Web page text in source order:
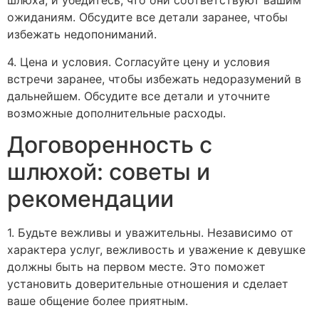
ожиданиям. Обсудите все детали заранее, чтобы
избежать недопониманий.
4. Цена и условия. Согласуйте цену и условия
встречи заранее, чтобы избежать недоразумений в
дальнейшем. Обсудите все детали и уточните
возможные дополнительные расходы.
Договоренность с
шлюхой: советы и
рекомендации
1. Будьте вежливы и уважительны. Независимо от
характера услуг, вежливость и уважение к девушке
должны быть на первом месте. Это поможет
установить доверительные отношения и сделает
ваше общение более приятным.